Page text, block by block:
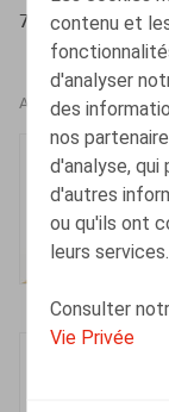
contenu et
d'analyser
des
nos
d'analyse,
d'autres
ou qu'ils ont
leurs services.
Consulter
Vie Privée
7 – 8
AUTEURS